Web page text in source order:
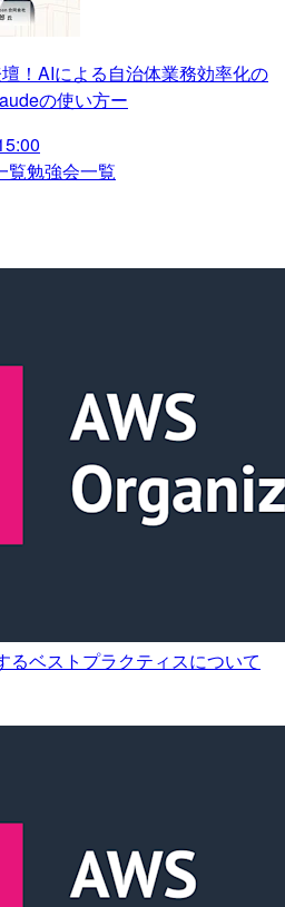
！AIによる自治体業務効率化の
の使い方ー
覧勉強会一覧
るベストプラクティスについて